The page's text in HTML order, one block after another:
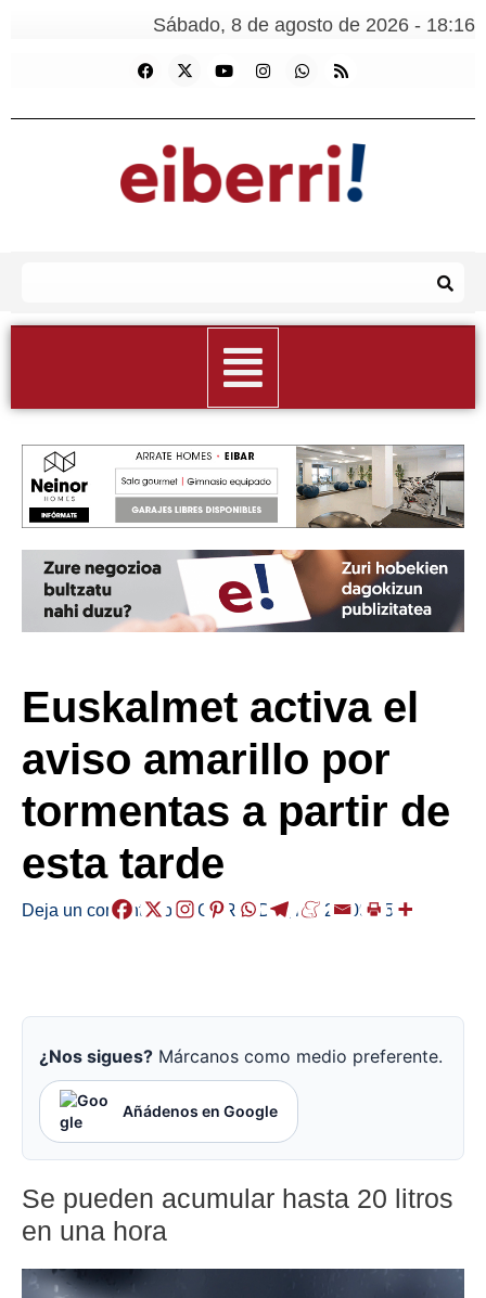
Sábado, 8 de agosto de 2026 - 18:16
Euskalmet activa el
aviso amarillo por
tormentas a partir de
esta tarde
Deja un comentario /EGURALDIA, /2021-09-15
¿Nos sigues? Márcanos como medio preferente.
Añádenos en Google
Se pueden acumular hasta 20 litros
en una hora